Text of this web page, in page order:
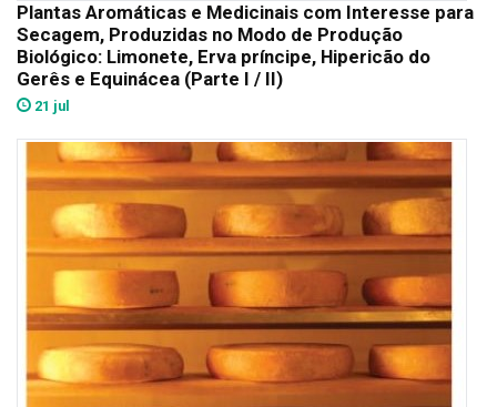
Plantas Aromáticas e Medicinais com Interesse para
Secagem, Produzidas no Modo de Produção
Biológico: Limonete, Erva príncipe, Hipericão do
Gerês e Equinácea (Parte I / II)
21 jul